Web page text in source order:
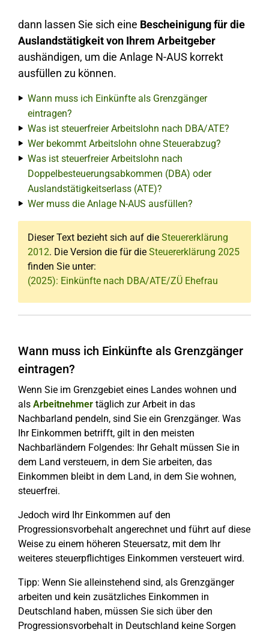
dann lassen Sie sich eine Bescheinigung für die
Auslandstätigkeitvon Ihrem Arbeitgeber
aushändigen, um die Anlage N-AUS korrekt
ausfüllen zu können.
Wann muss ich Einkünfte als Grenzgänger
eintragen?
Was ist steuerfreier Arbeitslohn nach DBA/ATE?
Wer bekommt Arbeitslohn ohne Steuerabzug?
Was ist steuerfreier Arbeitslohn nach
Doppelbesteuerungsabkommen (DBA) oder
Auslandstätigkeitserlass (ATE)?
Wer muss die Anlage N-AUS ausfüllen?
Dieser Text bezieht sich auf die Steuererklärung
2012. Die Version die für die Steuererklärung 2025
finden Sie unter:
(2025): Einkünfte nach DBA/ATE/ZÜ Ehefrau
Wann muss ich Einkünfte als Grenzgänger
eintragen?
Wenn Sie im Grenzgebiet eines Landes wohnen und
als Arbeitnehmer täglich zur Arbeit in das
Nachbarland pendeln, sind Sie ein Grenzgänger. Was
Ihr Einkommen betrifft, gilt in den meisten
Nachbarländern Folgendes: Ihr Gehalt müssen Sie in
dem Land versteuern, in dem Sie arbeiten, das
Einkommen bleibt in dem Land, in dem Sie wohnen,
steuerfrei.
Jedoch wird Ihr Einkommen auf den
Progressionsvorbehalt angerechnet und führt auf diese
Weise zu einem höheren Steuersatz, mit dem Ihr
weiteres steuerpflichtiges Einkommen versteuert wird.
Tipp: Wenn Sie alleinstehend sind, als Grenzgänger
arbeiten und kein zusätzliches Einkommen in
Deutschland haben, müssen Sie sich über den
Progressionsvorbehalt in Deutschland keine Sorgen